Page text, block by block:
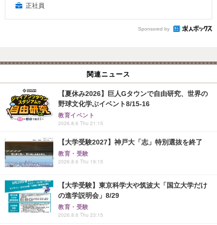
正社員
Sponsored by
関連ニュース
【夏休み2026】巨人Gタウンで自由研究、世界の
野球文化学ぶイベント8/15-16
教育イベント
2026.8.6 Thu 21:15
【大学受験2027】神戸大「志」特別選抜を終了
教育・受験
2026.8.6 Thu 19:15
【大学受験】東京科学大や筑波大「国立大学だけ
の進学説明会」8/29
教育・受験
2026.8.6 Thu 23:15